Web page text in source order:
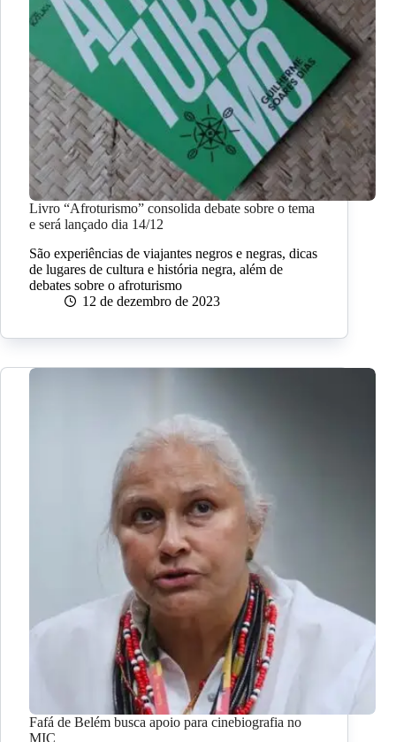
Livro “Afroturismo” consolida debate sobre o tema
e será lançado dia 14/12
São experiências de viajantes negros e negras, dicas
de lugares de cultura e história negra, além de
debates sobre o afroturismo
12 de dezembro de 2023
Fafá de Belém busca apoio para cinebiografia no
MIC